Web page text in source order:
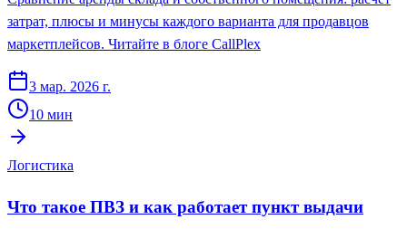
затрат, плюсы и минусы каждого варианта для продавцов
маркетплейсов. Читайте в блоге CallPlex
3 мар. 2026 г.
10 мин
Логистика
Что такое ПВЗ и как работает пункт выдачи